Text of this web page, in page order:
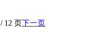
/ 12 页下一页